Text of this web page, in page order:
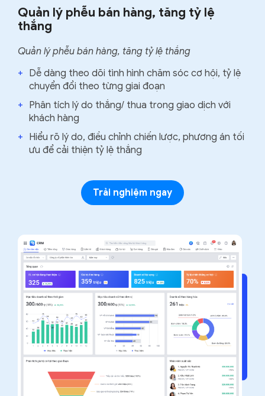
Quản lý phễu bán hàng, tăng tỷ lệ
thắng
Quản lý phễu bán hàng, tăng tỷ lệ thắng
+ Dễ dàng theo dõi tình hình chăm sóc cơ hội, tỷ lệ
chuyển đổi theo từng giai đoạn
+ Phân tích lý do thắng/ thua trong giao dịch với
khách hàng
+ Hiểu rõ lý do, điều chỉnh chiến lược, phương án tối
ưu để cải thiện tỷ lệ thắng
Trải nghiệm ngay